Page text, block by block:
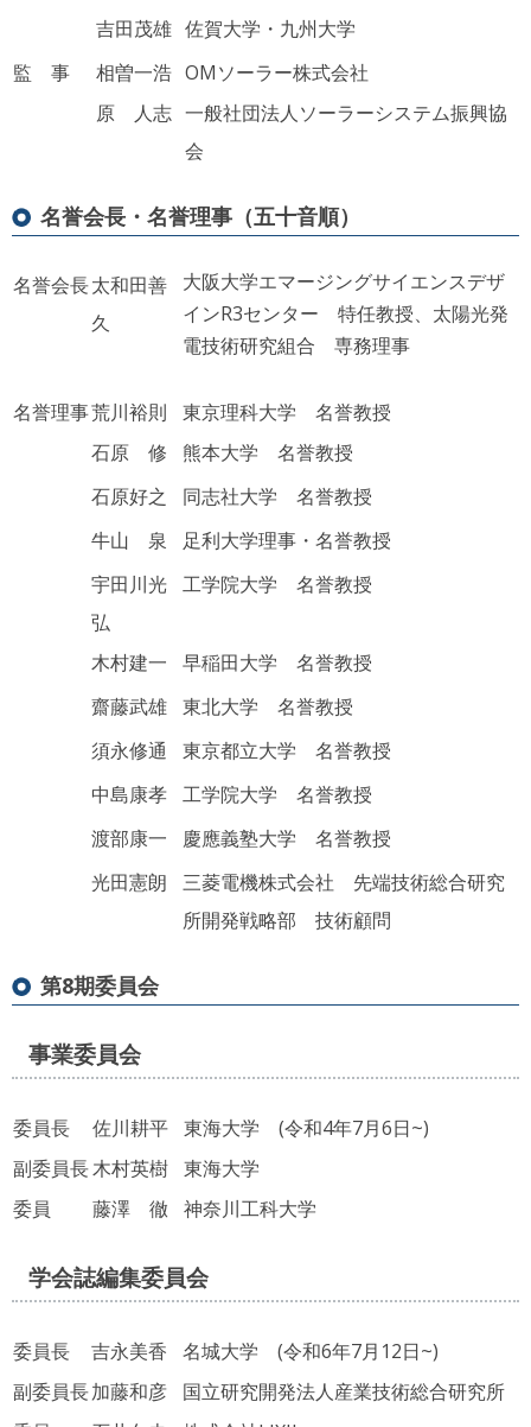
吉田茂雄 佐賀大学・九州大学
監 事
相曽一浩 OMソーラー株式会社
原 人志 一般社団法人ソーラーシステム振興協
会
名誉会長・名誉理事（五十音順）
名誉会長太和田善
久
大阪大学エマージングサイエンスデザ
インR3センター 特任教授、 太陽光発
電技術研究組合 専務理事
名誉理事荒川裕則
東京理科大学 名誉教授
石原 修
熊本大学 名誉教授
石原好之
同志社大学 名誉教授
牛山 泉
足利大学理事・名誉教授
宇田川光
弘
工学院大学 名誉教授
木村建一
早稲田大学 名誉教授
齋藤武雄 東北大学 名誉教授
須永修通
東京都立大学 名誉教授
中島康孝 工学院大学 名誉教授
渡部康一
慶應義塾大学 名誉教授
光田憲朗
三菱電機株式会社 先端技術総合研究
所開発戦略部 技術顧問
第8期委員会
事業委員会
委員長 佐川耕平 東海大学 (令和4年7月6日~)
副委員長木村英樹 東海大学
委員
藤澤 徹 神奈川工科大学
学会誌編集委員会
委員長 吉永美香
名城大学 (令和6年7月12日~)
副委員長加藤和彦
国立研究開発法人産業技術総合研究所